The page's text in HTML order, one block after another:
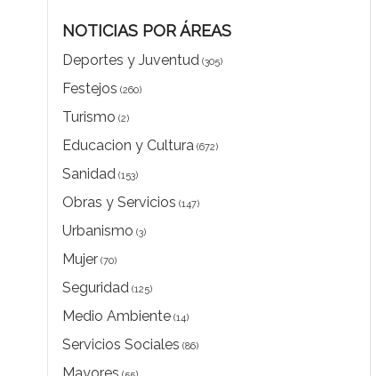
NOTICIAS POR ÁREAS
Deportes y Juventud(305)
Festejos (260)
Turismo (2)
Educacion y Cultura(672)
Sanidad(153)
Obras y Servicios (147)
Urbanismo (3)
Mujer(70)
Seguridad(125)
Medio Ambiente(14)
Servicios Sociales (86)